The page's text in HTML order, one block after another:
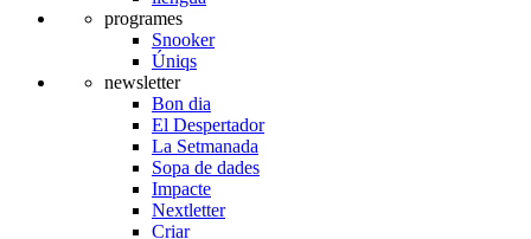
programes
Snooker
Úniqs
newsletter
Bon dia
El Despertador
La Setmanada
Sopa de dades
Impacte
Nextletter
Criar